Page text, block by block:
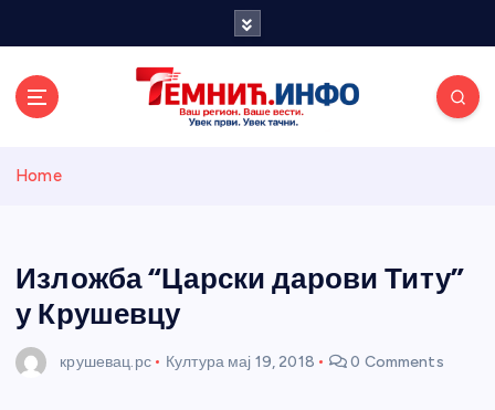
и портал
Home
Изложба “Царски дарови Титу”
у Крушевцу
крушевац.рс Култура мај 19, 2018 0 Comments